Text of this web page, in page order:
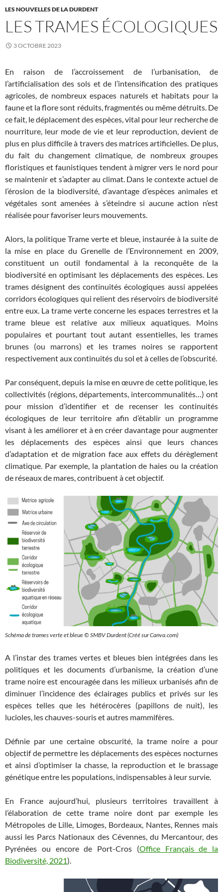
LES NOUVELLES DE LA DURDENT
LES TRAMES ÉCOLOGIQUES
3 OCTOBRE 2023
En raison de l’accroissement de l’urbanisation, de
l’artificialisation des sols et de l’intensification des pratiques
agricoles, de nombreux espaces naturels et habitats pour la
faune et la flore sont réduits, fragmentés ou même détruits. De
ce fait, le déplacement des espèces, vital pour leur recherche de
nourriture, leur mode de vie et leur reproduction, devient de
plus en plus difficile à travers des matrices artificielles. De plus,
du fait du changement climatique, de nombreux groupes
floristiques et faunistiques tendent à migrer vers le nord pour
se maintenir et s’adapter au climat. Dans le contexte actuel de
l’érosion de la biodiversité, d’avantage d’espèces animales et
végétales sont amenées à s’éteindre si aucune action n’est
réalisée pour favoriser leurs mouvements.
Alors, la politique Trame verte et bleue, instaurée à la suite de
la mise en place du Grenelle de l’Environnement en 2009,
constituent un outil fondamental à la reconquête de la
biodiversité en optimisant les déplacements des espèces. Les
trames désignent des continuités écologiques aussi appelées
corridors écologiques qui relient des réservoirs de biodiversité
entre eux. La trame verte concerne les espaces terrestres et la
trame bleue est relative aux milieux aquatiques. Moins
populaires et pourtant tout autant essentielles, les trames
brunes (ou marrons) et les trames noires se rapportent
respectivement aux continuités du sol et à celles de l’obscurité.
Par conséquent, depuis la mise en œuvre de cette politique, les
collectivités (régions, départements, intercommunalités…) ont
pour mission d’identifier et de recenser les continuités
écologiques de leur territoire afin d’établir un programme
visant à les améliorer et à en créer davantage pour augmenter
les déplacements des espèces ainsi que leurs chances
d’adaptation et de migration face aux effets du dérèglement
climatique. Par exemple, la plantation de haies ou la création
de réseaux de mares, contribuent à cet objectif.
Schéma de trames verte et bleue © SMBV Durdent (Créé sur Canva.com)
A l’instar des trames vertes et bleues bien intégrées dans les
politiques et les documents d’urbanisme, la création d’une
trame noire est encouragée dans les milieux urbanisés afin de
diminuer l’incidence des éclairages publics et privés sur les
espèces telles que les hétérocères (papillons de nuit), les
lucioles, les chauves-souris et autres mammifères.
Définie par une certaine obscurité, la trame noire a pour
objectif de permettre les déplacements des espèces nocturnes
et ainsi d’optimiser la chasse, la reproduction et le brassage
génétique entre les populations, indispensables à leur survie.
En France aujourd’hui, plusieurs territoires travaillent à
l’élaboration de cette trame noire dont par exemple les
Métropoles de Lille, Limoges, Bordeaux, Nantes, Rennes mais
aussi les Parcs Nationaux des Cévennes, du Mercantour, des
Pyrénées ou encore de Port-Cros (Office Français de la
Biodiversité, 2021).